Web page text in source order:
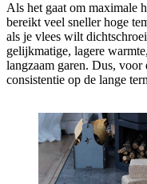
Als het gaat om maximale
bereikt veel sneller hoge
als je vlees wilt
gelijkmatige, lagere
langzaam garen. Dus,
consistentie op de lange